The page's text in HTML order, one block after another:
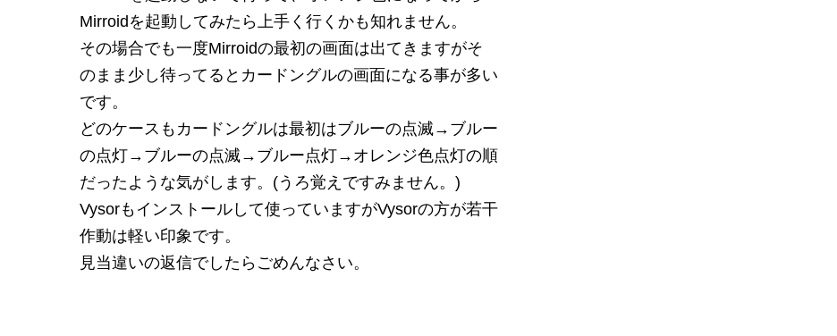
Mirroidを起動してみたら上手く行くかも知れません。
その場合でも一度Mirroidの最初の画面は出てきますがそ
のまま少し待ってるとカードングルの画面になる事が多い
です。
どのケースもカードングルは最初はブルーの点滅→ブルー
の点灯→ブルーの点滅→ブルー点灯→オレンジ色点灯の順
だったような気がします。(うろ覚えですみません。)
Vysorもインストールして使っていますがVysorの方が若干
作動は軽い印象です。
見当違いの返信でしたらごめんなさい。